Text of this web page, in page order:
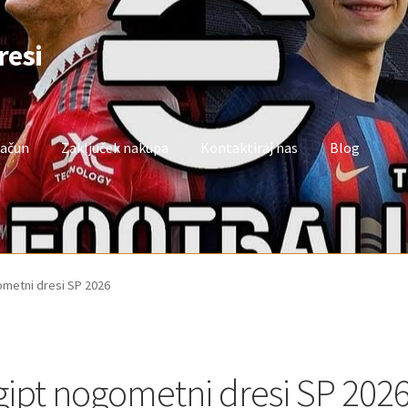
Zaključek nakupa Kontaktiraj nas Blog
račun TrgovinaZaključek nakupa
dresi SP 2026
nogometni dresi SP